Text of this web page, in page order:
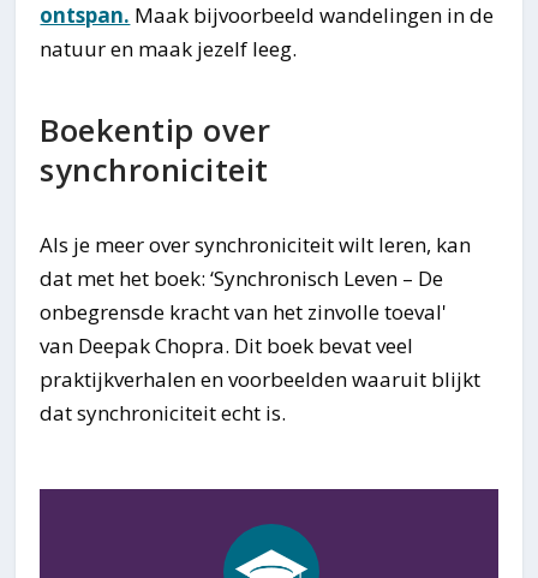
ontspan. Maak bijvoorbeeld wandelingen in de
natuur en maak jezelf leeg.
Boekentip over
synchroniciteit
Als je meer over synchroniciteit wilt leren, kan
dat met het boek: ‘Synchronisch Leven – De
onbegrensde kracht van het zinvolle toeval'
van Deepak Chopra. Dit boek bevat veel
praktijkverhalen en voorbeelden waaruit blijkt
dat synchroniciteit echt is.